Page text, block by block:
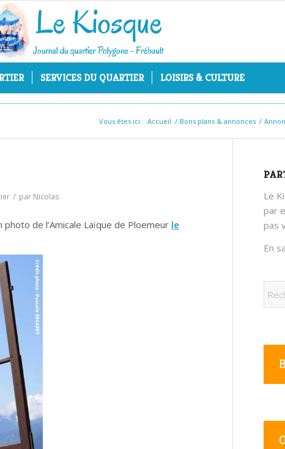
SERVICES DU QUARTIER LOISIRS & CULTURE
Vous êtes ici : Accueil / Bons plans & annonces /
/ par Nicolas
photo de l’Amicale Laïque de Ploemeur le
Le
par
pas
En